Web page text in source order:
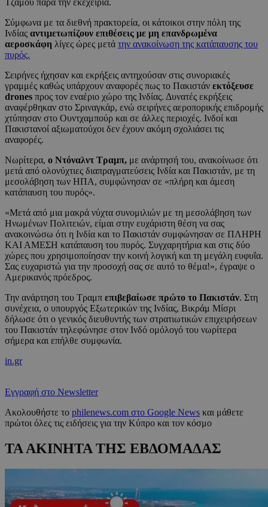
Τζαμού παρά την εκεχειρία.
Σύμφωνα με τα διεθνή πρακτορεία, οι κάτοικοι στην πόλη της
Ινδίας αντιμετωπίζουν επιθέσεις με μη επανδρωμένα
αεροσκάφη λίγες ώρες μετά την ανακοίνωση της κατάπαυσης του
πυρός.
Σειρήνες ήχησαν και εκρήξεις αντηχούσαν στις συνοριακές
γραμμές καθώς υπάρχουν αναφορές πως το Πακιστάν εκτόξευσε
drones προς τον εναέριο χώρο της Ινδίας. Δυνατές εκρήξεις
αναφέρθηκαν στο Σριναγκάρ, ενώ σειρήνες αεροπορικής επιδρομής
χτύπησαν στο Ουντχαμπούρ και σε άλλες περιοχές. Ινδοί και
Πακιστανοί αξιωματούχοι δεν έχουν ακόμη σχολιάσει τις
αναφορές.
Νωρίτερα, ο Ντόναλντ Τραμπ, με ανάρτησή του, ανακοίνωσε ότι
μετά από ολονύχτιες διαπραγματεύσεις Ινδία και Πακιστάν, με τη
μεσολάβηση των ΗΠΑ, συμφώνησαν σε «πλήρη και άμεση
κατάπαυση του πυρός».
«Μετά από μια μακρά νύχτα συνομιλιών με τη μεσολάβηση των
Ηνωμένων Πολιτειών, είμαι στην ευχάριστη θέση να σας
ανακοινώσω ότι η Ινδία και το Πακιστάν συμφώνησαν σε ΠΛΗΡΗ
ΚΑΙ ΑΜΕΣΗ κατάπαυση του πυρός. Συγχαρητήρια και στις δύο
χώρες που χρησιμοποίησαν την κοινή λογική και τη μεγάλη ευφυΐα.
Σας ευχαριστώ για την προσοχή σας σε αυτό το θέμα!», έγραψε ο
Αμερικανός πρόεδρος.
Την ανάρτηση του Τραμπ επιβεβαίωσε πρώτο το Πακιστάν. Στη
συνέχεια, ο υπουργός Εξωτερικών της Ινδίας, Βικράμ Μίσρι
δήλωσε ότι ο γενικός διευθυντής των στρατιωτικών επιχειρήσεων
του Πακιστάν τηλεφώνησε στον Ινδό ομόλογό του νωρίτερα
σήμερα και επήλθε συμφωνία.
in.gr
Εγγραφή στο Newsletter
Ακολουθήστε το philenews.com στο Google News και μάθετε
πρώτοι όλες τις ειδήσεις για την Κύπρο και τον κόσμο
ΤΑ ΑΚΙΝΗΤΑ ΤΗΣ ΕΒΔΟΜΑΔΑΣ